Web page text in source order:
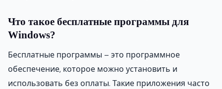
Что такое бесплатные программы для
Windows?
Бесплатные программы – это программное
обеспечение, которое можно установить и
использовать без оплаты. Такие приложения часто